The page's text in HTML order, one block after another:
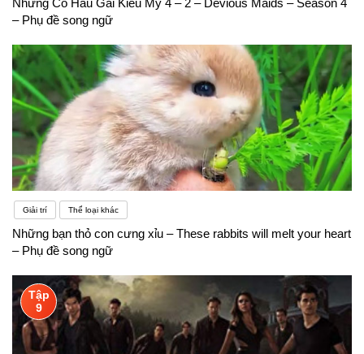
– Phụ đề song ngữ
Giải trí Thể loại khác
Những bạn thỏ con cưng xỉu – These rabbits will melt your heart
– Phụ đề song ngữ
Tập
9